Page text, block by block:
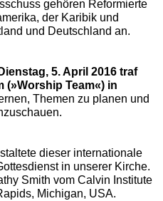
gehören Reformierte
der Karibik und
und Deutschland an.
5. April 2016 traf
(»Worship Team«) in
Themen zu planen und
dieser internationale
in unserer Kirche.
Smith vom Calvin Institute
Michigan, USA.